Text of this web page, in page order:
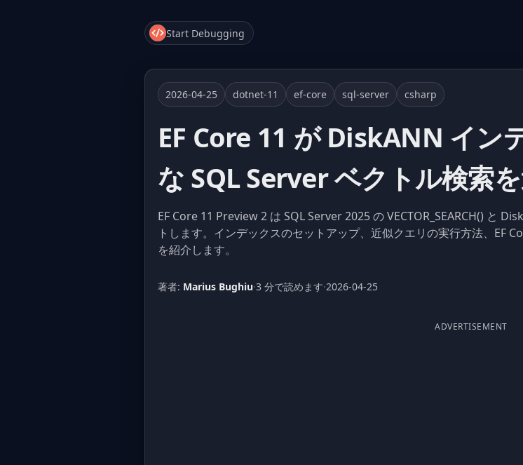
Start Debugging
2026-04-25 dotnet-11 ef-core sql-server csharp
EF Core 11 が DiskANN イン
な SQL Server ベクトル検索
EF Core 11 Preview 2 は SQL Server 2025 の VECTOR_SEARCH() と
トします。インデックスのセットアップ、近似クエリの実行方法、EF
を紹介します。
著者: Marius Bughiu·3 分で読めます·2026-04-25
ADVERTISEMENT